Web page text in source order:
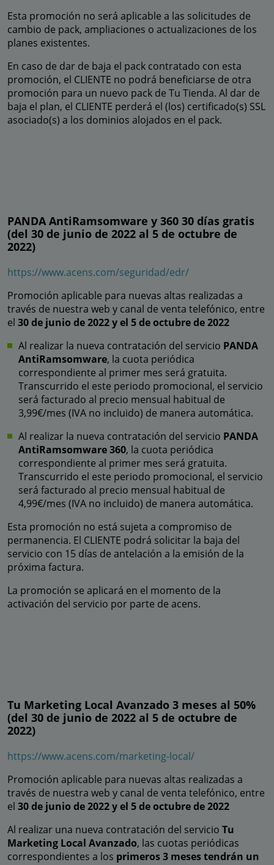
Esta promoción no será aplicable a las solicitudes de
cambio de pack, ampliaciones o actualizaciones de los
planes existentes.
En caso de dar de baja el pack contratado con esta
promoción, el CLIENTE no podrá beneficiarse de otra
promoción para un nuevo pack de Tu Tienda. Al dar de
baja el plan, el CLIENTE perderá el (los) certificado(s) SSL
asociado(s) a los dominios alojados en el pack.
PANDA AntiRamsomware y 360 30 días gratis
(del 30 de junio de 2022 al 5 de octubre de
2022)
https://www.acens.com/seguridad/edr/
Promoción aplicable para nuevas altas realizadas a
través de nuestra web y canal de venta telefónico, entre
el 30 de junio de 2022 y el 5 de octubre de 2022
Al realizar la nueva contratación del servicio PANDA
AntiRamsomware, la cuota periódica
correspondiente al primer mes será gratuita.
Transcurrido el este periodo promocional, el servicio
será facturado al precio mensual habitual de
3,99€/mes (IVA no incluido) de manera automática.
Al realizar la nueva contratación del servicio PANDA
AntiRamsomware 360, la cuota periódica
correspondiente al primer mes será gratuita.
Transcurrido el este periodo promocional, el servicio
será facturado al precio mensual habitual de
4,99€/mes (IVA no incluido) de manera automática.
Esta promoción no está sujeta a compromiso de
permanencia. El CLIENTE podrá solicitar la baja del
servicio con 15 días de antelación a la emisión de la
próxima factura.
La promoción se aplicará en el momento de la
activación del servicio por parte de acens.
Tu Marketing Local Avanzado 3 meses al 50%
(del 30 de junio de 2022 al 5 de octubre de
2022)
https://www.acens.com/marketing-local/
Promoción aplicable para nuevas altas realizadas a
través de nuestra web y canal de venta telefónico, entre
el 30 de junio de 2022 y el 5 de octubre de 2022
Al realizar una nueva contratación del servicio Tu
Marketing Local Avanzado, las cuotas periódicas
correspondientes a los primeros 3 meses tendrán un